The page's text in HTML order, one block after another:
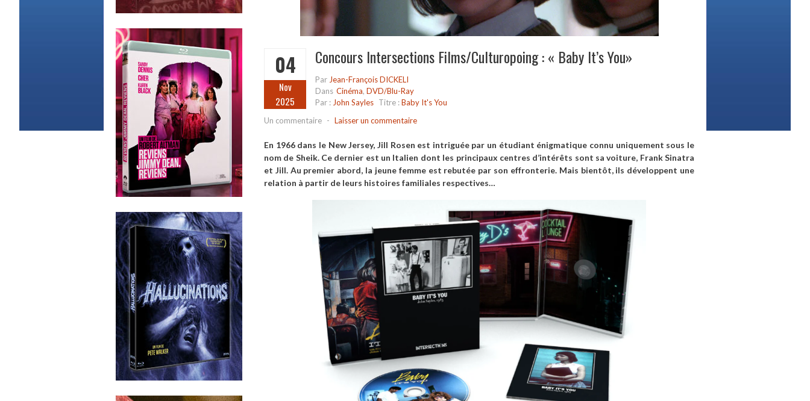
04
Nov
2025
Concours Intersections Films/Culturopoing : « Baby It’s You»
Par Jean-François DICKELI
Dans Cinéma, DVD/Blu-Ray
Par : John Sayles Titre :Baby It's You
Un commentaire - Laisser un commentaire
En 1966 dans le New Jersey, Jill Rosen est intriguée par un étudiant énigmatique connu uniquement sous le
nom de Sheik. Ce dernier est un Italien dont les principaux centres d’intérêts sont sa voiture, Frank Sinatra
et Jill. Au premier abord, la jeune femme est rebutée par son effronterie. Mais bientôt, ils développent une
relation à partir de leurs histoires familiales respectives…